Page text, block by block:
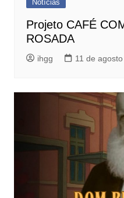
Notícias
Projeto CAFÉ
ROSADA
ihgg 11 de